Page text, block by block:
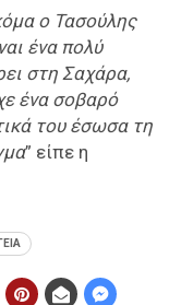
ο Τασούλης
ένα πολύ
στη Σαχάρα,
ένα σοβαρό
του έσωσα τη
” είπε η